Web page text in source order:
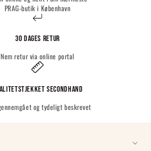
PRAG-butik i København
30 dages retur
Nem retur via online portal
Secondhand
og tydeligt beskrevet